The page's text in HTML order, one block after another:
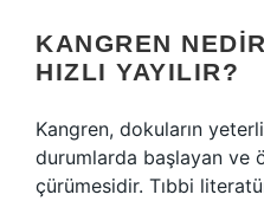
KANGREN
HIZLI YAYILIR?
Kangren, dokuların
durumlarda başlayan ve
çürümesidir. Tıbbi